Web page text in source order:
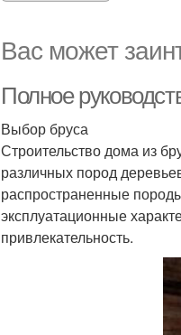
Вас может
Полное
Выбор бруса
Строительство дома из
различных пород
распространенные
эксплуатационные
привлекательность.